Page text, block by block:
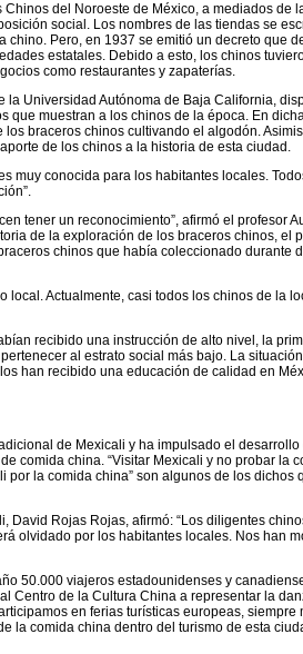
del Noroeste de México, a mediados de
social. Los nombres de las tiendas se
Pero, en 1937 se emitió un decreto que
estatales. Debido a esto, los chinos
como restaurantes y zapaterías.
Universidad Autónoma de Baja California,
que muestran a los chinos de la época. En
braceros chinos cultivando el algodón.
de los chinos a la historia de esta ciudad.
muy conocida para los habitantes locales.
tener un reconocimiento”, afirmó el profesor
de la exploración de los braceros chinos, el
chinos que había coleccionado durante
local. Actualmente, casi todos los chinos de la
recibido una instrucción de alto nivel, la
al estrato social más bajo. La situación
han recibido una educación de calidad en
de Mexicali y ha impulsado el desarrollo
comida china. “Visitar Mexicali y no probar la
por la comida china” son algunos de los dichos
David Rojas Rojas, afirmó: “Los diligentes
olvidado por los habitantes locales. Nos han
50.000 viajeros estadounidenses y
Centro de la Cultura China a representar la
en ferias turísticas europeas, siempre
la comida china dentro del turismo de esta